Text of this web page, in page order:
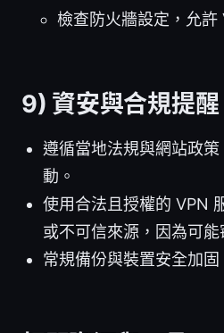
檢查防火牆設定，允許
9) 資安與合規提醒
遵循當地法規與網站政
動。
使用合法且授權的 VPN
或不可信來源，因為可能
常規備份與裝置安全加固